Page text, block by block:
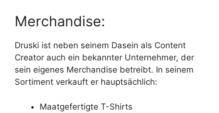
Merchandise:
Druski ist neben seinem Dasein als Content
Creator auch ein bekannter Unternehmer, der
sein eigenes Merchandise betreibt. In seinem
Sortiment verkauft er hauptsächlich:
Maatgefertigte T-Shirts